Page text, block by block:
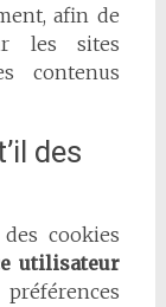
afin de
les sites
contenus
des
cookies
utilisateur